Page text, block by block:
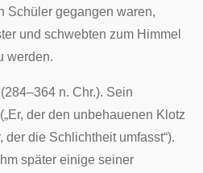
Schüler gegangen waren,
und schwebten zum Himmel
werden.
(284–364 n. Chr.). Sein
der den unbehauenen Klotz
der die Schlichtheit umfasst“).
später einige seiner